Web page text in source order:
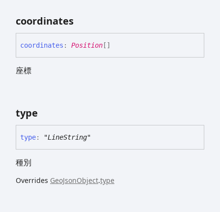
coordinates
coordinates : Position []
座標
type
type: "LineString"
種別
Overrides GeoJsonObject.type